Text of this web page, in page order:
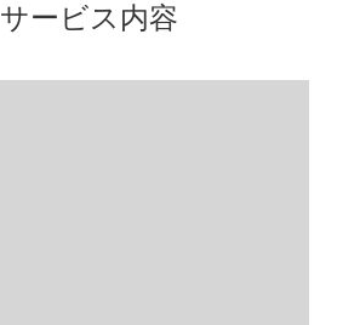
サービス内容